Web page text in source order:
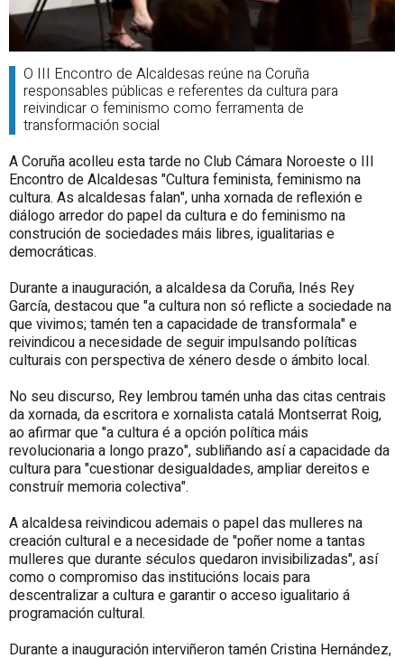
O III Encontro de Alcaldesas reúne na Coruña
responsables públicas e referentes da cultura para
reivindicar o feminismo como ferramenta de
transformación social
A Coruña acolleu esta tarde no Club Cámara Noroeste o III
Encontro de Alcaldesas "Cultura feminista, feminismo na
cultura. As alcaldesas falan", unha xornada de reflexión e
diálogo arredor do papel da cultura e do feminismo na
construción de sociedades máis libres, igualitarias e
democráticas.
Durante a inauguración, a alcaldesa da Coruña, Inés Rey
García, destacou que "a cultura non só reflicte a sociedade na
que vivimos; tamén ten a capacidade de transformala" e
reivindicou a necesidade de seguir impulsando políticas
culturais con perspectiva de xénero desde o ámbito local.
No seu discurso, Rey lembrou tamén unha das citas centrais
da xornada, da escritora e xornalista catalá Montserrat Roig,
ao afirmar que "a cultura é a opción política máis
revolucionaria a longo prazo", subliñando así a capacidade da
cultura para "cuestionar desigualdades, ampliar dereitos e
construír memoria colectiva".
A alcaldesa reivindicou ademais o papel das mulleres na
creación cultural e a necesidade de "poñer nome a tantas
mulleres que durante séculos quedaron invisibilizadas", así
como o compromiso das institucións locais para
descentralizar a cultura e garantir o acceso igualitario á
programación cultural.
Durante a inauguración interviñeron tamén Cristina Hernández,